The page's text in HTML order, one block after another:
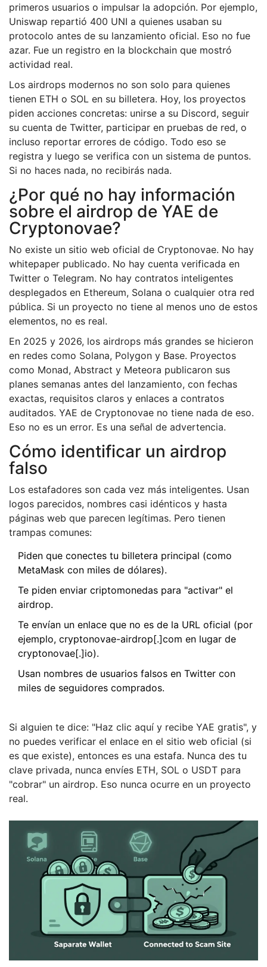
primeros usuarios o impulsar la adopción. Por ejemplo,
Uniswap repartió 400 UNI a quienes usaban su
protocolo antes de su lanzamiento oficial. Eso no fue
azar. Fue un registro en la blockchain que mostró
actividad real.
Los airdrops modernos no son solo para quienes
tienen ETH o SOL en su billetera. Hoy, los proyectos
piden acciones concretas: unirse a su Discord, seguir
su cuenta de Twitter, participar en pruebas de red, o
incluso reportar errores de código. Todo eso se
registra y luego se verifica con un sistema de puntos.
Si no haces nada, no recibirás nada.
¿Por qué no hay información
sobre el airdrop de YAE de
Cryptonovae?
No existe un sitio web oficial de Cryptonovae. No hay
whitepaper publicado. No hay cuenta verificada en
Twitter o Telegram. No hay contratos inteligentes
desplegados en Ethereum, Solana o cualquier otra red
pública. Si un proyecto no tiene al menos uno de estos
elementos, no es real.
En 2025 y 2026, los airdrops más grandes se hicieron
en redes como Solana, Polygon y Base. Proyectos
como Monad, Abstract y Meteora publicaron sus
planes semanas antes del lanzamiento, con fechas
exactas, requisitos claros y enlaces a contratos
auditados. YAE de Cryptonovae no tiene nada de eso.
Eso no es un error. Es una señal de advertencia.
Cómo identificar un airdrop
falso
Los estafadores son cada vez más inteligentes. Usan
logos parecidos, nombres casi idénticos y hasta
páginas web que parecen legítimas. Pero tienen
trampas comunes:
Piden que conectes tu billetera principal (como
MetaMask con miles de dólares).
Te piden enviar criptomonedas para "activar" el
airdrop.
Te envían un enlace que no es de la URL oficial (por
ejemplo, cryptonovae-airdrop[.]com en lugar de
cryptonovae[.]io).
Usan nombres de usuarios falsos en Twitter con
miles de seguidores comprados.
Si alguien te dice: "Haz clic aquí y recibe YAE gratis", y
no puedes verificar el enlace en el sitio web oficial (si
es que existe), entonces es una estafa. Nunca des tu
clave privada, nunca envíes ETH, SOL o USDT para
"cobrar" un airdrop. Eso nunca ocurre en un proyecto
real.